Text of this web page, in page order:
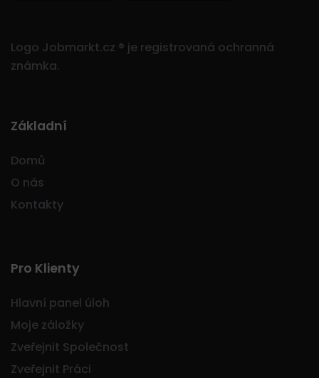
Logo Jobmarkt.cz ® je registrovaná ochranná
známka.
Základní
Domů
O nás
Kontakty
Pro Klienty
Hlavní panel úloh
Moje záložky
Zveřejnit Společnost
Zveřejnit Práci